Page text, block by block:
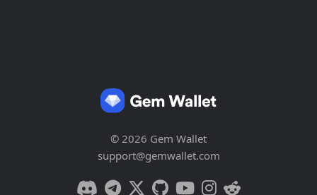
© 2026 Gem Wallet
support@gemwallet.com